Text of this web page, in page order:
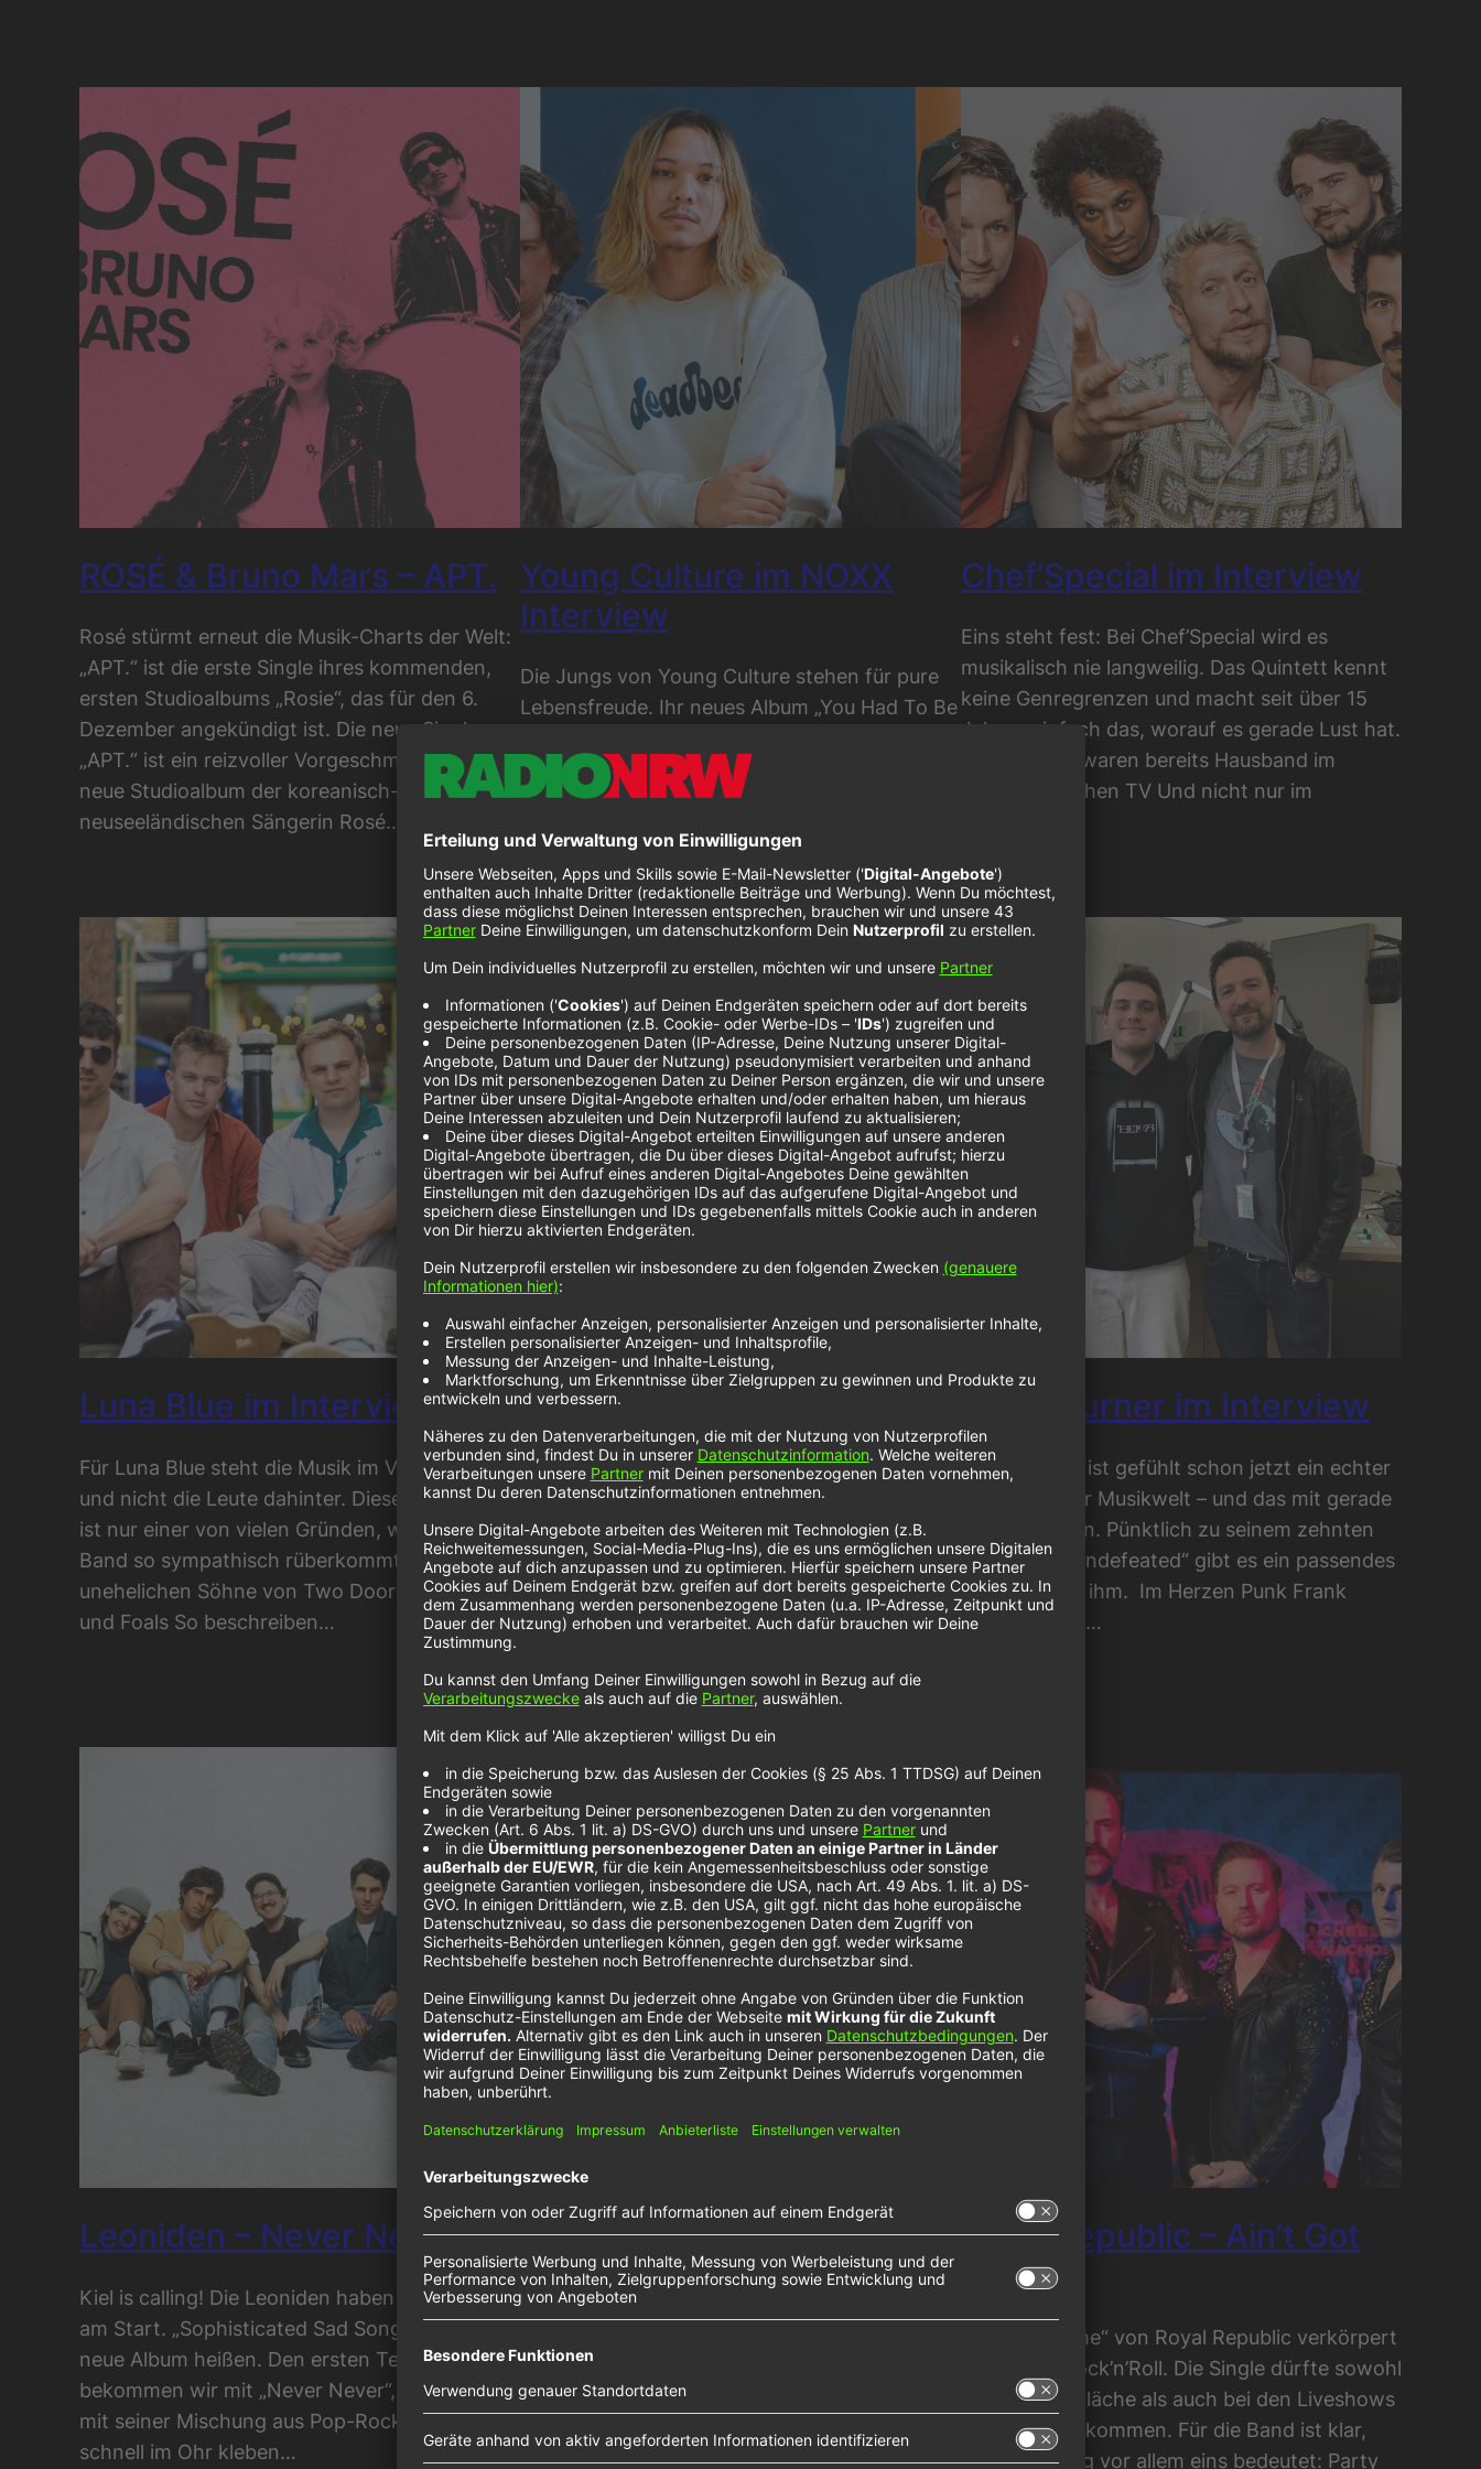
ROSÉ & Bruno Mars – APT.
Rosé stürmt erneut die Musik-Charts der Welt:
„APT.“ ist die erste Single ihres kommenden,
ersten Studioalbums „Rosie“, das für den 6.
Dezember angekündigt ist. Die neue Single
„APT.“ ist ein reizvoller Vorgeschmack auf das
neue Studioalbum der koreanisch-
neuseeländischen Sängerin Rosé…
Young Culture im NOXX
Interview
Die Jungs von Young Culture stehen für pure
Lebensfreude. Ihr neues Album „You Had To Be
einzige große Rockparty verkörpern. Die Pop-
Punker von Young Culture setzen sich in
Sachen Sound keine Grenzen…
Chef’Special im Interview
Eins steht fest: Bei Chef’Special wird es
musikalisch nie langweilig. Das Quintett kennt
keine Genregrenzen und macht seit über 15
Jahren einfach das, worauf es gerade Lust hat.
Chef’Special waren bereits Hausband im
niederländischen TV Und nicht nur im
Luna Blue im Interview
Für Luna Blue steht die Musik im Vordergrund –
und nicht die Leute dahinter. Diese Einstellung
ist nur einer von vielen Gründen, warum die
Band so sympathisch rüberkommt. Die
unehelichen Söhne von Two Door Cinema Club
und Foals So beschreiben…
Cold War Kids – Feel Too
Much
Bei der Band Cold War Kids fällt sofort der
spezielle Name auf. Diesen schnappte Bassist
Matt Maust auf einer Reise durch Osteuropa
auf und nutze ihn erst für andere künstlerische
Projekte. Als es im Jahr 2004 dann mit der
Frank Turner im Interview
Frank Turner ist gefühlt schon jetzt ein echter
Veteran in der Musikwelt – und das mit gerade
mal 42 Jahren. Pünktlich zu seinem zehnten
Soloalbum „Undefeated“ gibt es ein passendes
Interview mit ihm. Im Herzen Punk Frank
Turner war in…
Leoniden – Never Never
Kiel is calling! Die Leoniden haben neue Musik
am Start. „Sophisticated Sad Songs“ wird das
neue Album heißen. Den ersten Teaser
bekommen wir mit „Never Never“, ein Song der
mit seiner Mischung aus Pop-Rock und Punk
schnell im Ohr kleben…
Celleste – Walk On Air
Celleste ist nicht mit der Sängerin „Celeste“ zu
verwechseln, die in Brighton aufgewachsen ist.
Deswegen hat sie wohl auch das zweite „l“ im
Künstlernamen dazu genommen. Ursprünglich
kommt sie aus Montreal, wie aber viele Musiker
und Künstlerinnen hat sie den…
Royal Republic – Ain’t Got
Time
„Ain’t Got Time“ von Royal Republic verkörpert
tanzbaren Rock’n’Roll. Die Single dürfte sowohl
auf der Tanzfläche als auch bei den Liveshows
richtig gut ankommen. Für die Band ist klar,
dass der Song vor allem eins bedeutet: Party